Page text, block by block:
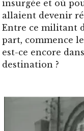
insurgée et où
allaient devenir
Entre ce militant
part, commence
est-ce encore
destination ?